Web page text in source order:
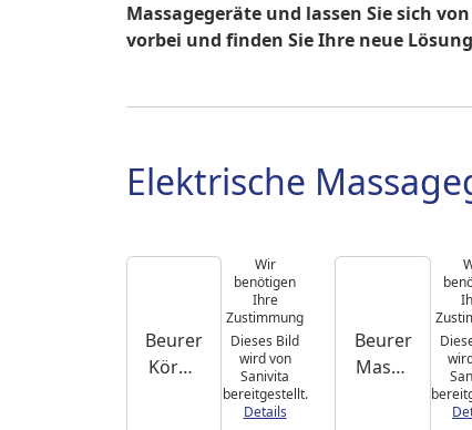
Massagegeräte und lassen Sie sich
vorbei und finden Sie Ihre neue
Elektrische
Beurer
Körpe
Wir
benötigen
Ihre
Zustimmung
Dieses Bild
wird von
Sanivita
bereitgestellt.
Details
Beurer
Massa